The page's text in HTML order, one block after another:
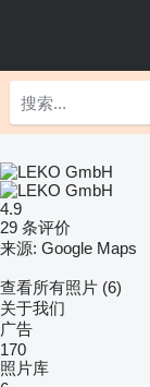
4.9
29 条评价
来源: Google Maps
查看所有照片 (6)
关于我们
广告
170
照片库